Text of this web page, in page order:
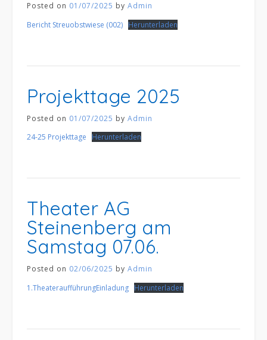
Posted on 01/07/2025 by Admin
Bericht Streuobstwiese (002) Herunterladen
Projekttage 2025
Posted on 01/07/2025 by Admin
24-25 Projekttage
Herunterladen
Theater AG
Steinenberg am
Samstag 07.06.
Posted on 02/06/2025 by Admin
1.TheateraufführungEinladung Herunterladen